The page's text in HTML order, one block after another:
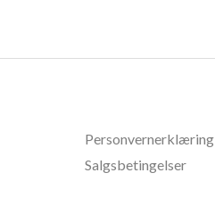
Personvernerklæring
Salgsbetingelser